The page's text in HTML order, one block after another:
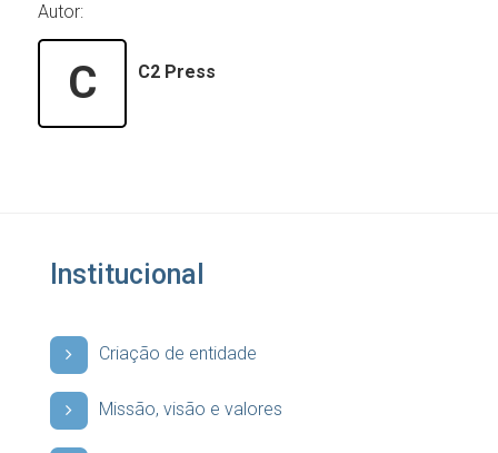
Autor:
C C2 Press
Institucional
Criação de entidade
Missão, visão e valores